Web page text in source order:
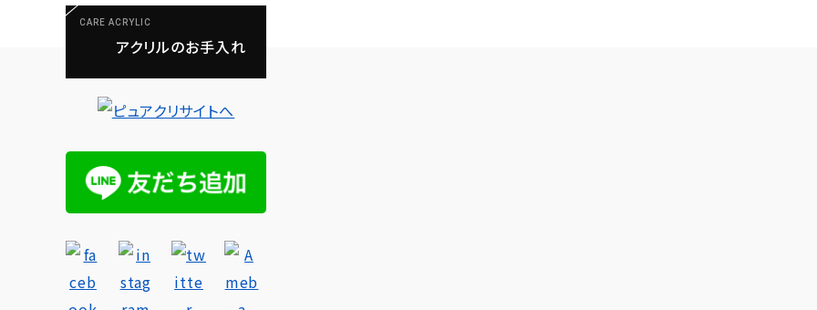
CARE ACRYLIC
アクリルのお手入れ